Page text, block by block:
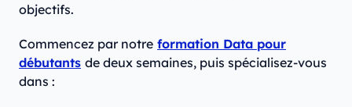
objectifs.
Commencez par notre formation Data pour
débutants de deux semaines, puis spécialisez-vous
dans :